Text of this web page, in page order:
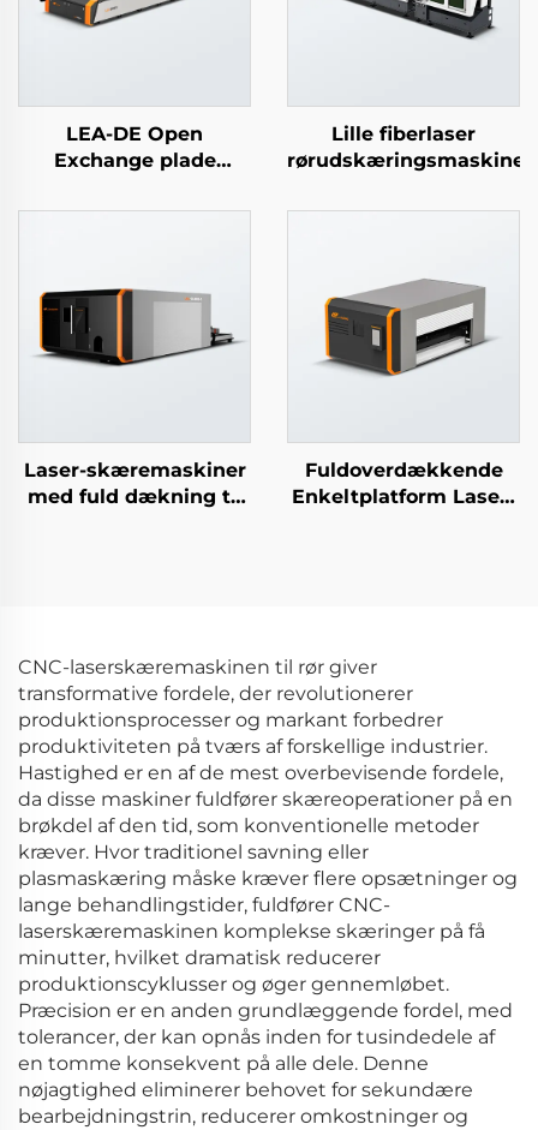
LEA-DE Open
Exchange plade
Lille fiberlaser
rørudskæringsmaskine
Laser-skæremaskiner
med fuld dækning til
Fuldoverdækkende
Enkeltplatform Laser-
CNC-laserskæremaskinen til rør giver
transformative fordele, der revolutionerer
produktionsprocesser og markant forbedrer
produktiviteten på tværs af forskellige industrier.
Hastighed er en af de mest overbevisende fordele,
da disse maskiner fuldfører skæreoperationer på en
brøkdel af den tid, som konventionelle metoder
kræver. Hvor traditionel savning eller
plasmaskæring måske kræver flere opsætninger og
lange behandlingstider, fuldfører CNC-
laserskæremaskinen komplekse skæringer på få
minutter, hvilket dramatisk reducerer
produktionscyklusser og øger gennemløbet.
Præcision er en anden grundlæggende fordel, med
tolerancer, der kan opnås inden for tusindedele af
en tomme konsekvent på alle dele. Denne
nøjagtighed eliminerer behovet for sekundære
bearbejdningstrin, reducerer omkostninger og